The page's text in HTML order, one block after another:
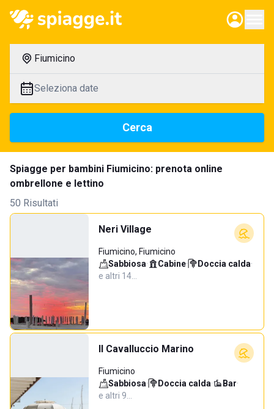
Fiumicino
Seleziona date
Cerca
Spiagge per bambini Fiumicino: prenota online
ombrellone e lettino
50 Risultati
Neri Village
Fiumicino, Fiumicino
Sabbiosa· Cabine· Doccia calda·
e altri 14…
Il Cavalluccio Marino
Fiumicino
Sabbiosa· Doccia calda· Bar·
e altri 9…